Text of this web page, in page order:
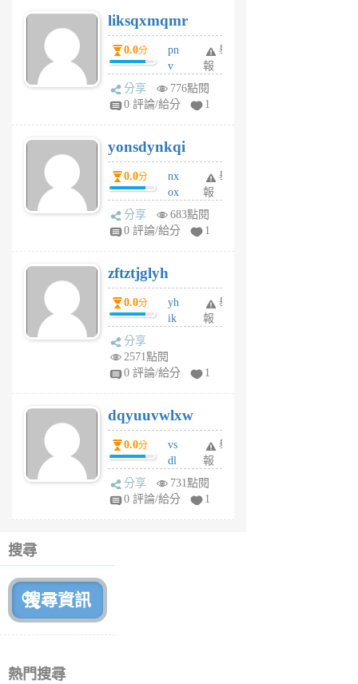
6
個
月
前
liksqxmqmr
0.0分
pn
v
wt
sv
6
個
月
前
舉
報
分享
776點閱
0 評論/給分
1
yonsdynkqi
0.0分
nx
ox
rh
pe
月
前
舉
報
分享
683點閱
0 評論/給分
1
zftztjglyh
0.0分
yh
ik
tu
6
個
月
前
舉
報
分享
2571點閱
0 評論/給分
1
dqyuuvwlxw
0.0分
vs
dl
sq
fy
舉
報
分享
731點閱
0 評論/給分
1
搜尋
熱門搜尋